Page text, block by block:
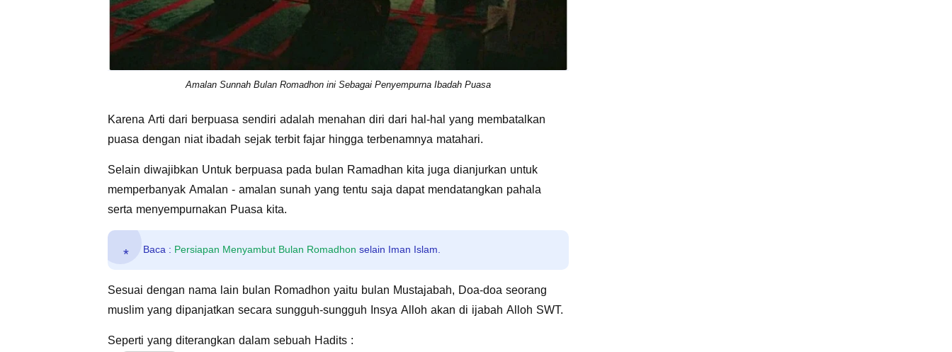
Amalan Sunnah Bulan Romadhon ini Sebagai Penyempurna Ibadah Puasa
Karena Arti dari berpuasa sendiri adalah menahan diri dari hal-hal yang membatalkan
puasa dengan niat ibadah sejak terbit fajar hingga terbenamnya matahari.
Selain diwajibkan Untuk berpuasa pada bulan Ramadhan kita juga dianjurkan untuk
memperbanyak Amalan - amalan sunah yang tentu saja dapat mendatangkan pahala
serta menyempurnakan Puasa kita.
Baca : Persiapan Menyambut Bulan Romadhon selain Iman Islam.
Sesuai dengan nama lain bulan Romadhon yaitu bulan Mustajabah, Doa-doa seorang
muslim yang dipanjatkan secara sungguh-sungguh Insya Alloh akan di ijabah Alloh SWT.
Seperti yang diterangkan dalam sebuah Hadits :